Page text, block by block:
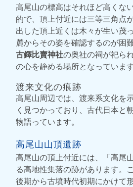
高尾山の標高はそれほど高くな
的で、頂上付近には三等三角点
出した頂上近くは木々が生い茂
麓からその姿を確認するのが困
古鐸比賣神社の奥社の祠が祀ら
の心を静める場所となっています
渡来文化の痕跡
高尾山周辺では、渡来系文化を
く見つかっており、古代日本と
物語っています。
高尾山山頂遺跡
高尾山の頂上付近には、「高尾
る高地性集落の跡があります。
後期から古墳時代初期にかけて